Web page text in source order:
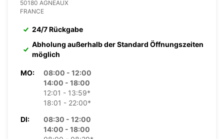
50180 AGNEAUX
FRANCE
24/7 Rückgabe
Abholung außerhalb der Standard Öffnungszeiten
möglich
MO:
08:00 - 12:00
14:00 - 18:00
12:01 - 13:59*
18:01 - 22:00*
DI:
08:30 - 12:00
14:00 - 18:00